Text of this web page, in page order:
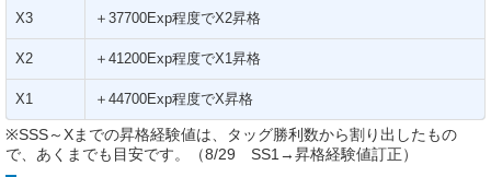
X3 ＋37700Exp程度でX2昇格
X2 ＋41200Exp程度でX1昇格
X1 ＋44700Exp程度でX昇格
※SSS～Xまでの昇格経験値は、タッグ勝利数から割り出したもの
で、あくまでも目安です。（8/29 SS1→昇格経験値訂正）